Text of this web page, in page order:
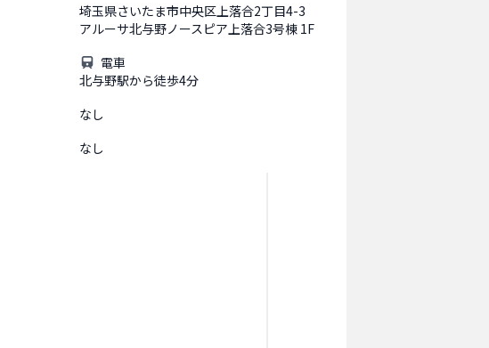
埼玉県さいたま市中央区上落合2丁目4-3
アルーサ北与野ノースピア上落合3号棟 1F
電車
北与野駅から徒歩4分
なし
なし